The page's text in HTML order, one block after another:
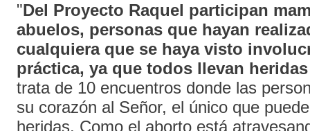
"Del Proyecto Raquel participan
abuelos, personas que hayan
cualquiera que se haya visto
práctica, ya que todos llevan
trata de 10 encuentros donde las
su corazón al Señor, el único que
heridas. Como el aborto está